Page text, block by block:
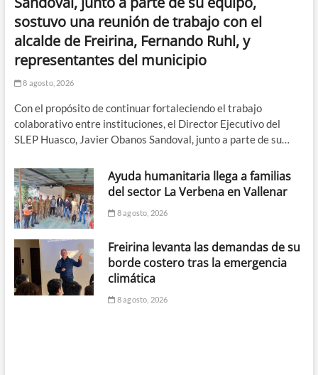
sostuvo una reunión de trabajo con el
alcalde de Freirina, Fernando Ruhl, y
representantes del municipio
8 agosto, 2026
Con el propósito de continuar fortaleciendo el trabajo
colaborativo entre instituciones, el Director Ejecutivo del
SLEP Huasco, Javier Obanos Sandoval, junto a parte de su…
Ayuda humanitaria llega a familias
del sector La Verbena en Vallenar
8 agosto, 2026
Freirina levanta las demandas de su
borde costero tras la emergencia
climática
8 agosto, 2026